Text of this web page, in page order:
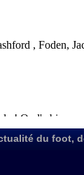
du foot,